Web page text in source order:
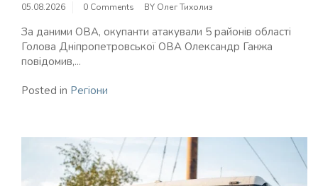
05.08.2026 0 Comments BY Олег Тихолиз
За даними ОВА, окупанти атакували 5 районів області
Голова Дніпропетровської ОВА Олександр Ганжа
повідомив,...
Posted in Регіони